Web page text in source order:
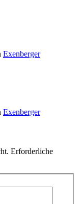
Exenberger
Exenberger
Erforderliche